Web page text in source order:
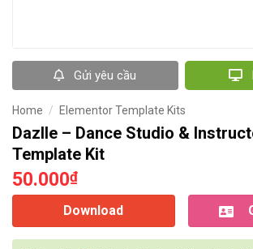
Gửi yêu cầu
Home / Elementor Template Kits
Dazlle – Dance Studio &
Template Kit
50.000₫
Download